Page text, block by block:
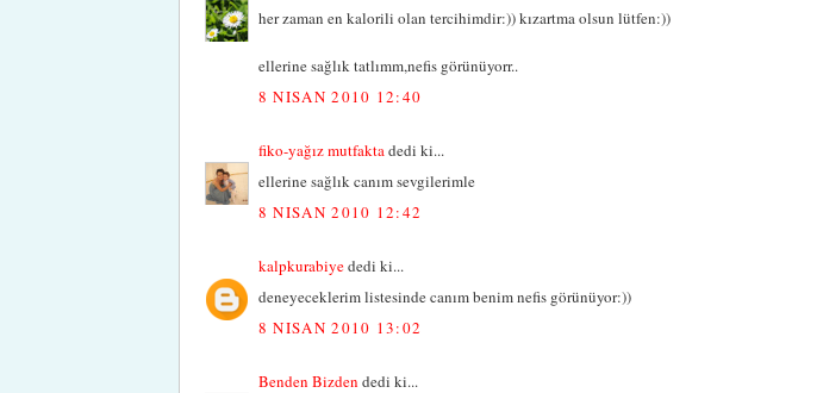
her zaman en kalorili olan tercihimdir:)) kızartma olsun lütfen:))
ellerine sağlık tatlımm,nefis görünüyorr..
8 NISAN 2010 12:40
fiko-yağız mutfakta dedi ki...
ellerine sağlık canım sevgilerimle
8 NISAN 2010 12:42
kalpkurabiyededi ki...
deneyeceklerim listesinde canım benim nefis görünüyor:))
8 NISAN 2010 13:02
Benden Bizden dedi ki...